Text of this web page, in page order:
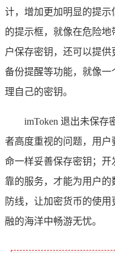
计，增加更加明显的提示
的提示框，就像在危险
户保存密钥，还可以提
备份提醒等功能，就像
理自己的密钥。
imToken 退出未保存
者高度重视的问题，用
命一样妥善保存密钥；
靠的服务，才能为用户
防线，让加密货币的使
融的海洋中畅游无忧。